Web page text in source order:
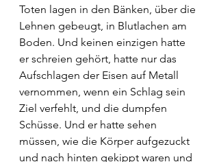
Toten lagen in den Bänken, über die
Lehnen gebeugt, in Blutlachen am
Boden. Und keinen einzigen hatte
er schreien gehört, hatte nur das
Aufschlagen der Eisen auf Metall
vernommen, wenn ein Schlag sein
Ziel verfehlt, und die dumpfen
Schüsse. Und er hatte sehen
müssen, wie die Körper aufgezuckt
und nach hinten gekippt waren und